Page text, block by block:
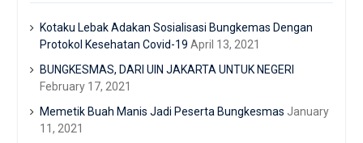
Kotaku Lebak Adakan Sosialisasi Bungkemas Dengan
Protokol Kesehatan Covid-19 April 13, 2021
BUNGKESMAS, DARI UIN JAKARTA UNTUK NEGERI
February 17, 2021
Memetik Buah Manis Jadi Peserta Bungkesmas January
11, 2021